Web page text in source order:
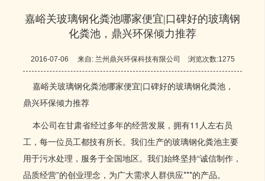
嘉峪关玻璃钢化粪池哪家便宜|口碑好的玻璃钢
化粪池，鼎兴环保倾力推荐
2016-07-06 来自: 兰州鼎兴环保科技有限公司 浏览次数:1275
嘉峪关玻璃钢化粪池哪家便宜|口碑好的玻璃钢化粪池，
鼎兴环保倾力推荐
本公司在甘肃省经过多年的经营发展，拥有11人左右员
工，每一位员工都技有所长。我们生产的玻璃钢化粪池主要
用于污水处理，服务于全国地区。我们始终坚持“诚信制作，
品质经营”的创业理念，为广大需求人群供应***的产品。